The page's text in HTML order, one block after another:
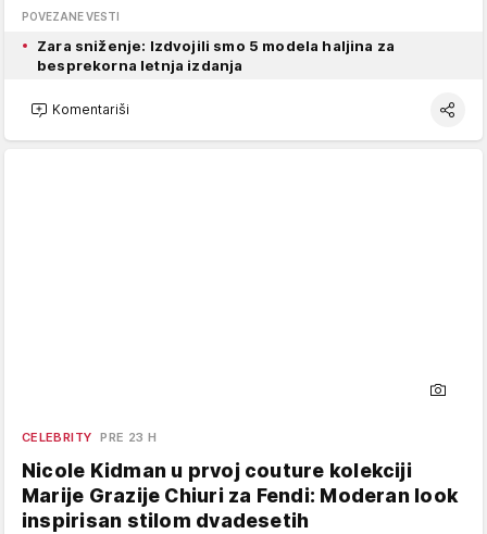
POVEZANE VESTI
Zara sniženje: Izdvojili smo 5 modela haljina za
besprekorna letnja izdanja
Komentariši
CELEBRITY PRE 23 H
Nicole Kidman u prvoj couture kolekciji
Marije Grazije Chiuri za Fendi: Moderan look
inspirisan stilom dvadesetih